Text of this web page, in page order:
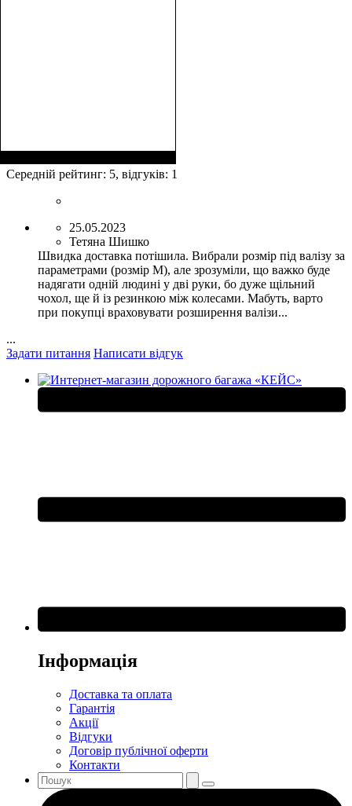
Середній рейтинг: 5, відгуків: 1
25.05.2023
Тетяна Шишко
Швидка доставка потішила. Вибрали розмір під валізу за
параметрами (розмір М), але зрозуміли, що важко буде
надягати одній людині у дві руки, бо дуже щільний
чохол, ще й із резинкою між колесами. Мабуть, варто
при покупці враховувати розширення валізи...
...
Задати питання Написати відгук
Інформація
Доставка та оплата
Гарантія
Акції
Відгуки
Договір публічної оферти
Контакти